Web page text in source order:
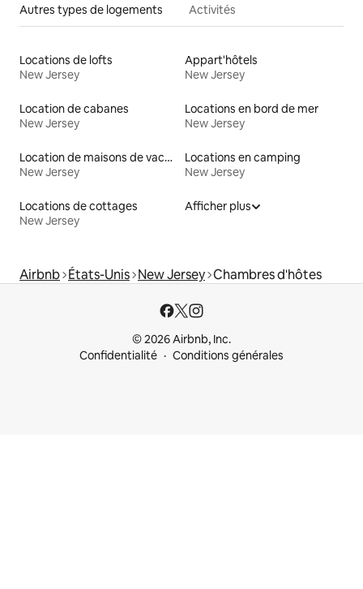
Autres types de logements Activités
Locations de lofts
New Jersey
Appart'hôtels
New Jersey
Location de cabanes
New Jersey
Locations en bord de mer
New Jersey
Location de maisons de vacances
New Jersey
Locations en camping
New Jersey
Locations de cottages
New Jersey
Afficher plus
Airbnb États-Unis New Jersey Chambres d'hôtes
© 2026 Airbnb, Inc.
Confidentialité
Conditions générales